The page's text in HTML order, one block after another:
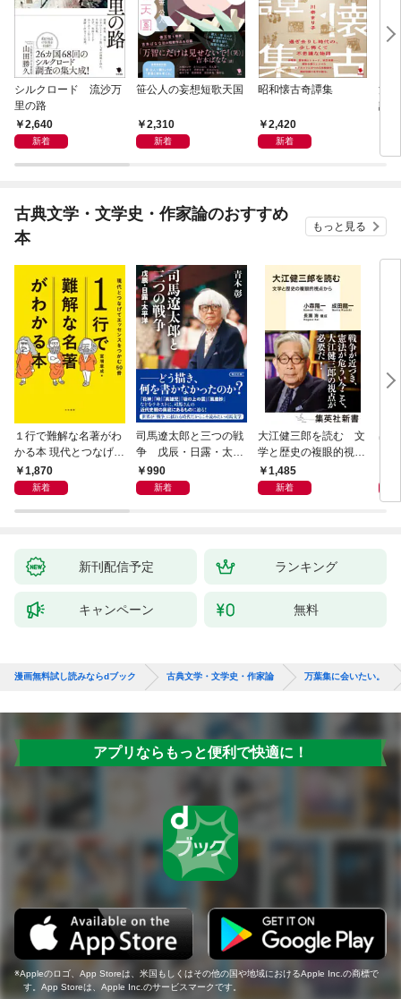
シルクロード 流沙万
里の路
2,640
新着
笹公人の妄想短歌天国
2,310
新着
昭和懐古奇譚集
2,420
新着
流
語
古典文学・文学史・作家論のおすすめ
本
もっと見る
１行で難解な名著がわ
かる本 現代とつなげて
エッセンスをつかむ50
冊
1,870
新着
司馬遼太郎と三つの戦
争 戊辰・日露・太平
洋990
新着
大江健三郎を読む 文
学と歴史の複眼的視点
から1,485
新着
出
新刊配信予定 ランキング
キャンペーン 無料
漫画無料試し読みならdブック 古典文学・文学史・作家論 万葉集に会いたい。
アプリならもっと便利で快適に！
Appleのロゴ、App Storeは、米国もしくはその他の国や地域におけるApple Inc.の商標で
す。App Storeは、Apple Inc.のサービスマークです。